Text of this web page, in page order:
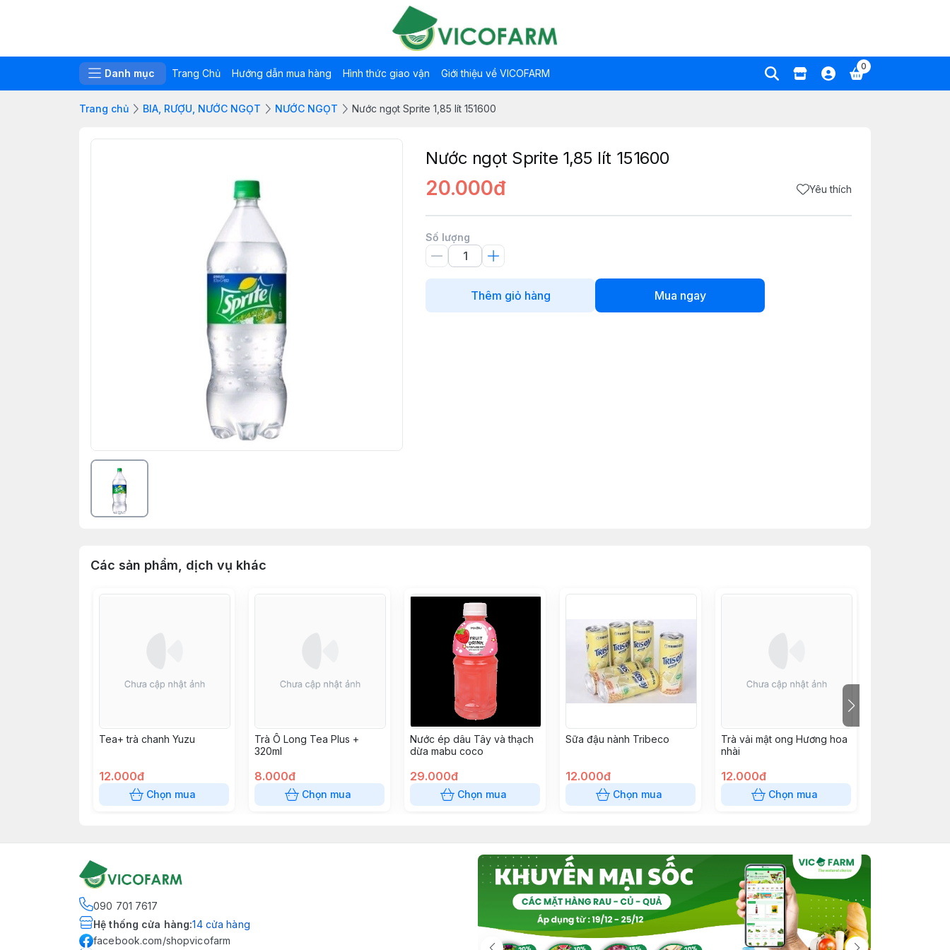
Danh mục Trang Chủ Hướng dẫn mua hàng Hình thức giao vận Giới thiệu về VICOFARM
0
Trang chủ BIA, RƯỢU, NƯỚC NGỌT NƯỚC NGỌT Nước ngọt Sprite 1,85 lít 151600
Nước ngọt Sprite 1,85 lít 151600
20.000đ Yêu thích
Số lượng
Thêm giỏ hàng Mua ngay
Các sản phẩm, dịch vụ khác
Tea+ trà chanh Yuzu
12.000đ
Chọn mua
Trà Ô Long Tea Plus +
320ml
8.000đ
Chọn mua
Nước ép dâu Tây và thạch
dừa mabu coco
29.000đ
Chọn mua
Sữa đậu nành Tribeco
12.000đ
Chọn mua
Trà vải mật ong Hương hoa
nhài
12.000đ
Chọn mua
090 701 7617
Hệ thống cửa hàng:14 cửa hàng
facebook.com/shopvicofarm